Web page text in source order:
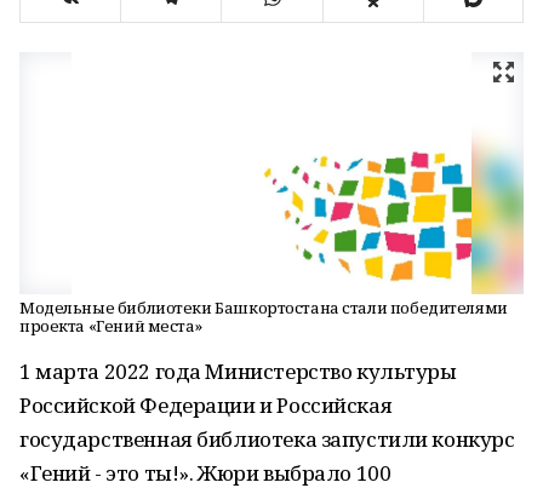
Модельные библиотеки Башкортостана стали победителями
проекта «Гений места»
1 марта 2022 года Министерство культуры
Российской Федерации и Российская
государственная библиотека запустили конкурс
«Гений - это ты!». Жюри выбрало 100